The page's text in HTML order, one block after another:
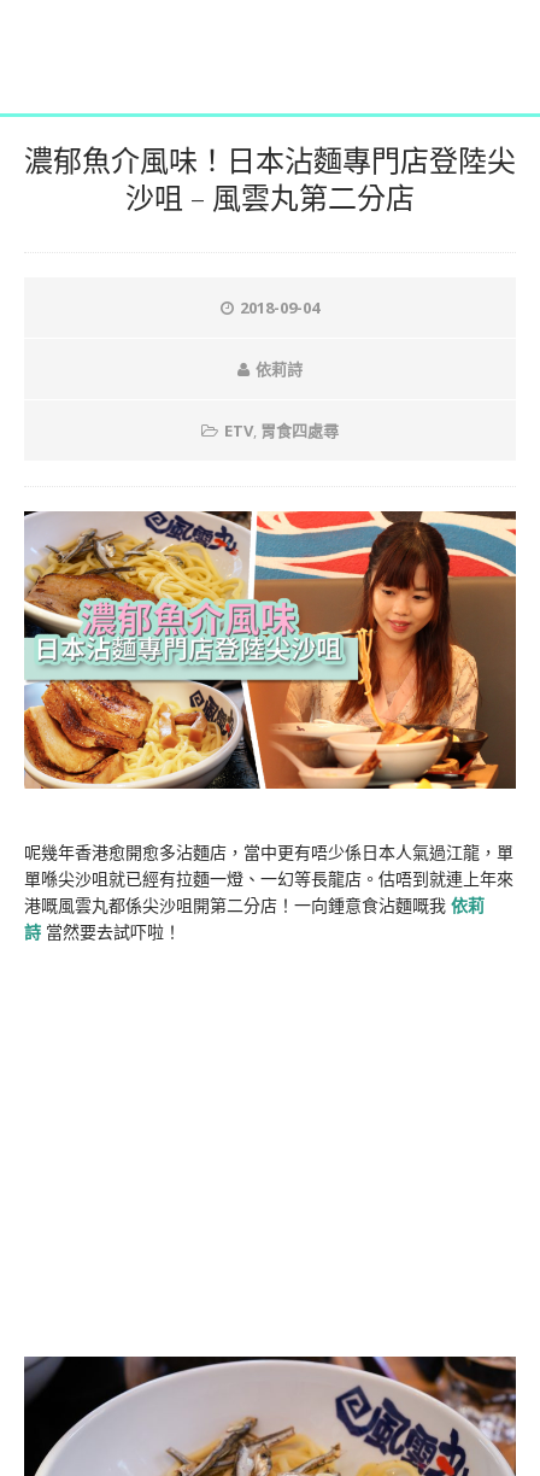
濃郁魚介風味！日本沾麵專門店登陸尖
沙咀 – 風雲丸第二分店
2018-09-04
依莉詩
ETV, 胃食四處尋
呢幾年香港愈開愈多沾麵店，當中更有唔少係日本人氣過江龍，單
單喺尖沙咀就已經有拉麵一燈、一幻等長龍店。估唔到就連上年來
港嘅風雲丸都係尖沙咀開第二分店！一向鍾意食沾麵嘅我 依莉
詩 當然要去試吓啦！